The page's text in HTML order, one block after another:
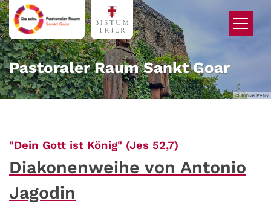
Zum Inhalt springen
© Tobias Petry
Pastoraler Raum Sankt Goar
"Dein Gott ist König" (Jes 52,7)
Diakonenweihe von Antonio
Jagodin